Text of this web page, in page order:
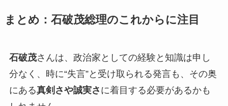
まとめ：石破茂総理のこれからに注目
石破茂さんは、政治家としての経験と知識は申し
分なく、時に“失言”と受け取られる発言も、その奥
にある真剣さや誠実さ に着目する必要があるかも